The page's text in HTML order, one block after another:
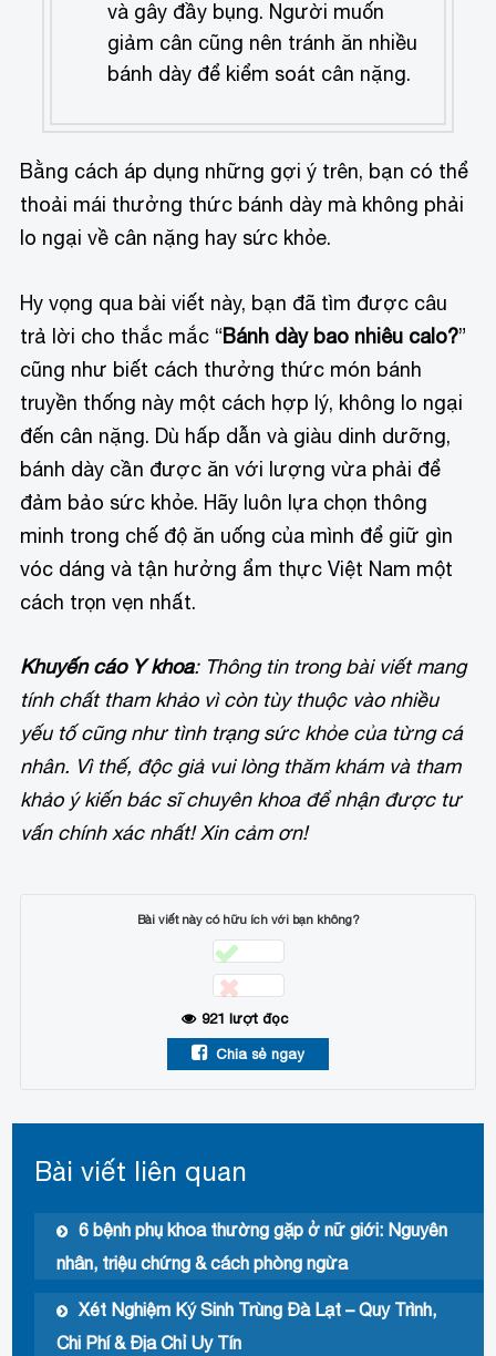
và gây đầy bụng. Người muốn
giảm cân cũng nên tránh ăn nhiều
bánh dày để kiểm soát cân nặng.
Bằng cách áp dụng những gợi ý trên, bạn có thể
thoải mái thưởng thức bánh dày mà không phải
lo ngại về cân nặng hay sức khỏe.
Hy vọng qua bài viết này, bạn đã tìm được câu
trả lời cho thắc mắc “Bánh dày bao nhiêu calo?”
cũng như biết cách thưởng thức món bánh
truyền thống này một cách hợp lý, không lo ngại
đến cân nặng. Dù hấp dẫn và giàu dinh dưỡng,
bánh dày cần được ăn với lượng vừa phải để
đảm bảo sức khỏe. Hãy luôn lựa chọn thông
minh trong chế độ ăn uống của mình để giữ gìn
vóc dáng và tận hưởng ẩm thực Việt Nam một
cách trọn vẹn nhất.
Khuyến cáo Y khoa: Thông tin trong bài viết mang
tính chất tham khảo vì còn tùy thuộc vào nhiều
yếu tố cũng như tình trạng sức khỏe của từng cá
nhân. Vì thế, độc giả vui lòng thăm khám và tham
khảo ý kiến bác sĩ chuyên khoa để nhận được tư
vấn chính xác nhất! Xin cảm ơn!
Bài viết này có hữu ích với bạn không?
921 lượt đọc
Chia sẻ ngay
Bài viết liên quan
6 bệnh phụ khoa thường gặp ở nữ giới: Nguyên
nhân, triệu chứng & cách phòng ngừa
Xét Nghiệm Ký Sinh Trùng Đà Lạt – Quy Trình,
Chi Phí & Địa Chỉ Uy Tín